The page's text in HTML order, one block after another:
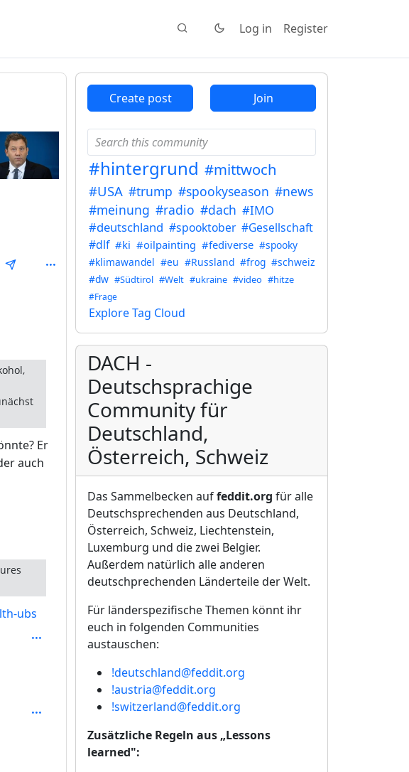
Log in Register
Er
auch
ubs
Create post Join
#hintergrund #mittwoch
#USA #trump #spookyseason #news
#meinung #radio #dach #IMO
#deutschland #spooktober #Gesellschaft
#dlf #ki #oilpainting #fediverse #spooky
#klimawandel #eu #Russland #frog #schweiz
#dw #Südtirol #Welt #ukraine #video #hitze
#Frage
Explore Tag Cloud
DACH -
Deutschsprachige
Community für
Deutschland,
Österreich, Schweiz
Das Sammelbecken auffeddit.org für alle
Deutschsprechenden aus Deutschland,
Österreich, Schweiz, Liechtenstein,
Luxemburg und die zwei Belgier.
Außerdem natürlich alle anderen
deutschprechenden Länderteile der Welt.
Für länderspezifische Themen könnt ihr
euch in folgenden Communities
austauschen:
!deutschland@feddit.org
!austria@feddit.org
!switzerland@feddit.org
Zusätzliche Regeln aus „Lessons
learned":